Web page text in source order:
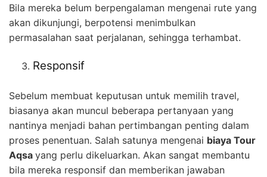
Bila mereka belum berpengalaman mengenai rute yang
akan dikunjungi, berpotensi menimbulkan
permasalahan saat perjalanan, sehingga terhambat.
Responsif
Sebelum membuat keputusan untuk memilih travel,
biasanya akan muncul beberapa pertanyaan yang
nantinya menjadi bahan pertimbangan penting dalam
proses penentuan. Salah satunya mengenai biaya Tour
Aqsa yang perlu dikeluarkan. Akan sangat membantu
bila mereka responsif dan memberikan jawaban